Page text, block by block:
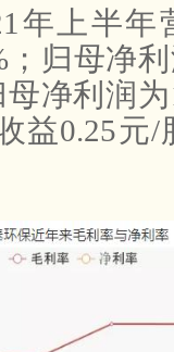
年上半年
；归母净
母净利润为
益0.25元/